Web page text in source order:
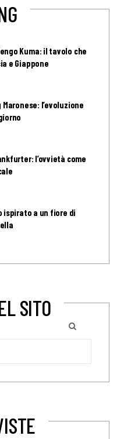
Kuma: il tavolo che
e Giappone
l’evoluzione
l’ovvietà come
ispirato a un fiore di
SITO